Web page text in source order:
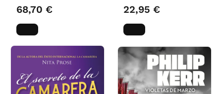
68,70 € 22,95 €